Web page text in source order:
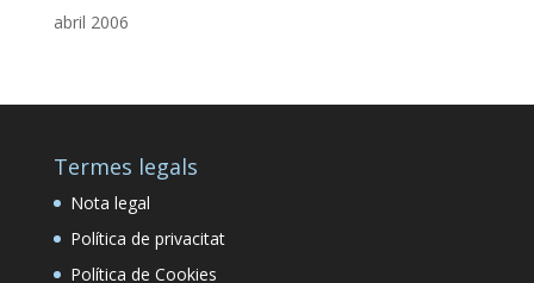
abril 2006
Termes legals
Nota legal
Política de privacitat
Política de Cookies